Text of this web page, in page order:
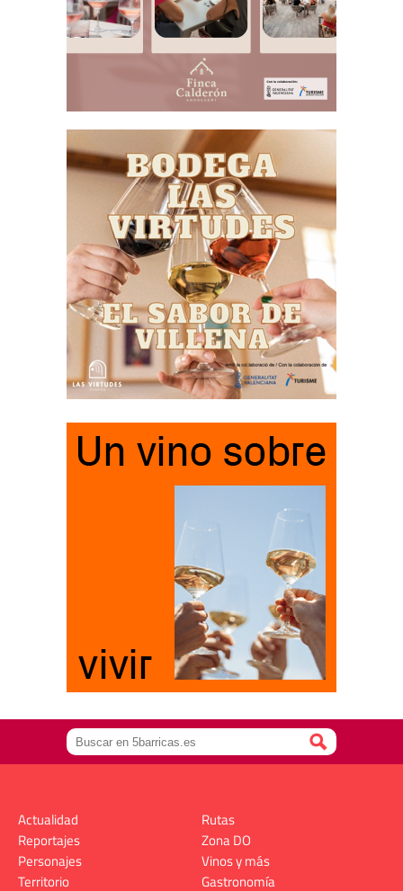
Actualidad
Reportajes
Personajes
Territorio
Rutas
Zona DO
Vinos y más
Gastronomía